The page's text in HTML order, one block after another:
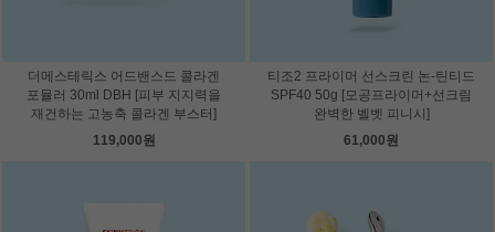
더메스테릭스 어드밴스드 콜라겐
포뮬러 30ml DBH [피부 지지력을
재건하는 고농축 콜라겐 부스터]
119,000원
티조2 프라이머 선스크린 논-틴티드
SPF40 50g [모공프라이머+선크림
완벽한 벨벳 피니시]
61,000원